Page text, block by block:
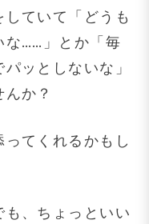
ていて「どうも
な……」とか「毎
ッとしないな」
か？
てくれるかもし
、ちょっといい